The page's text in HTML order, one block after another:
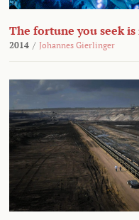
The fortune you seek
2014 / Johannes Gierlinger